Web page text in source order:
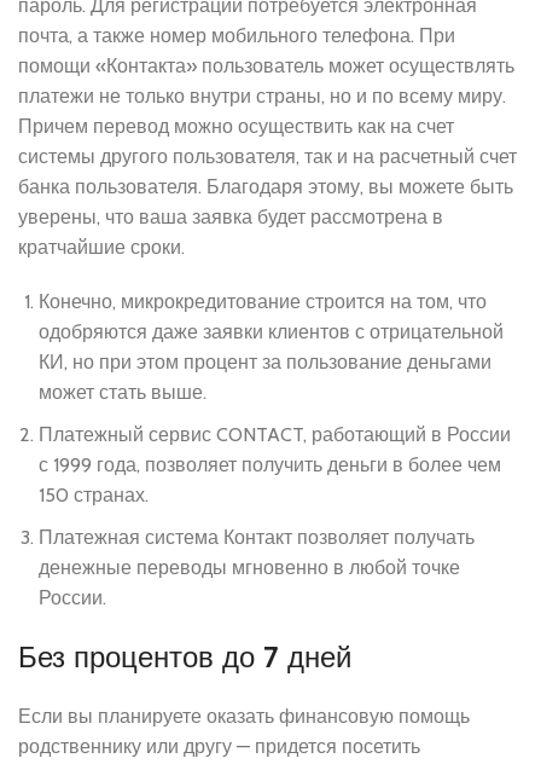
пароль. Для регистрации потребуется электронная
почта, а также номер мобильного телефона. При
помощи «Контакта» пользователь может осуществлять
платежи не только внутри страны, но и по всему миру.
Причем перевод можно осуществить как на счет
системы другого пользователя, так и на расчетный счет
банка пользователя. Благодаря этому, вы можете быть
уверены, что ваша заявка будет рассмотрена в
кратчайшие сроки.
Конечно, микрокредитование строится на том, что
одобряются даже заявки клиентов с отрицательной
КИ, но при этом процент за пользование деньгами
может стать выше.
Платежный сервис CONTACT, работающий в России
с 1999 года, позволяет получить деньги в более чем
150 странах.
Платежная система Контакт позволяет получать
денежные переводы мгновенно в любой точке
России.
Без процентов до 7 дней
Если вы планируете оказать финансовую помощь
родственнику или другу — придется посетить